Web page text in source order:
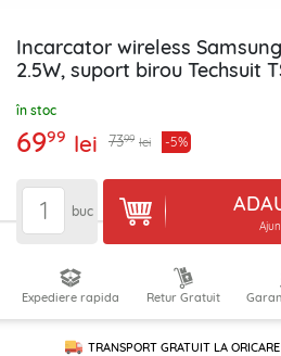
Incarcator wireless
2.5W, suport birou Techsuit
în stoc
6999 lei 7399 lei -5%
buc
Expediere rapida Retur Gratuit
TRANSPORT GRATUIT LA ORICARE